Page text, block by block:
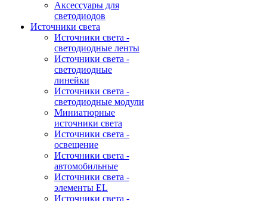
Аксессуары для
светодиодов
Источники света
Источники света -
светодиодные ленты
Источники света -
светодиодные
линейки
Источники света -
светодиодные модули
Миниатюрные
источники света
Источники света -
освещение
Источники света -
автомобильные
Источники света -
элементы EL
Источники света -